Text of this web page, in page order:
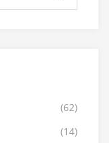
(62)
(14)